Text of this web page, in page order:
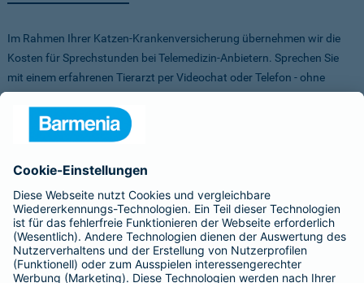
Im Rahmen Ihrer Katzen-Krankenversicherung übernehmen wir die
Kosten für Sprechstunden bei Telemedizin-Anbietern. Sprechen Sie
mit einem erfahrenen Tierarzt per Videochat oder Telefon - ohne
Stress für Sie und Ihr Tier.
Um Ihnen die Auswahl der Anbieter zu erleichtern, haben wir vorab
Anbieter verglichen, getestet und Vorteile für Sie vereinbart. Sowohl
bei FirstVet als auch bei Pfotendoctor profitieren Sie von einer
Direktabrechnung. Die Kosten werden also direkt zwischen dem
Anbieter und uns abgerechnet.
Für mehr Infos zu den Anbietern klicken Sie auf die Logos.